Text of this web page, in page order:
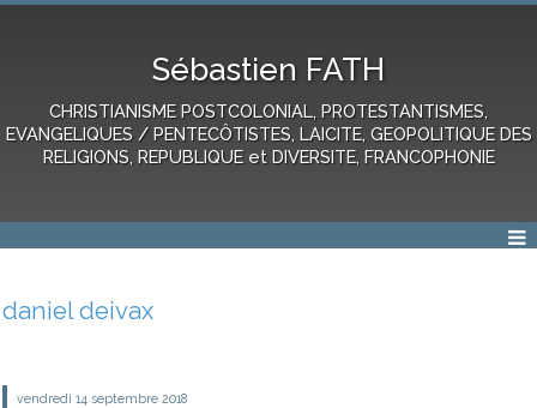
Sébastien FATH
CHRISTIANISME POSTCOLONIAL, PROTESTANTISMES,
EVANGELIQUES / PENTECÔTISTES, LAICITE, GEOPOLITIQUE DES
RELIGIONS, REPUBLIQUE et DIVERSITE, FRANCOPHONIE
daniel deivax
vendredi 14 septembre 2018